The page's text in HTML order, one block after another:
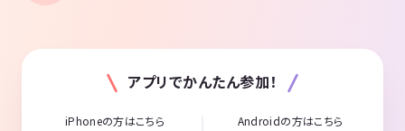
アプリでかんたん参加！
iPhoneの方はこちら Androidの方はこちら